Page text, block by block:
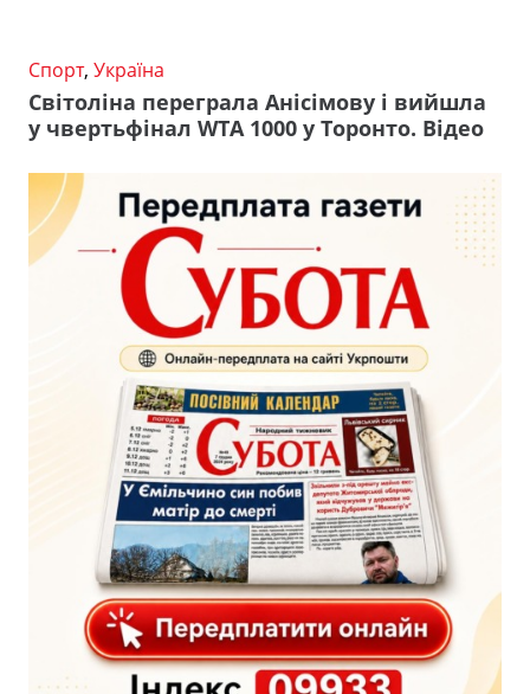
Спорт, Україна
Світоліна переграла Анісімову і вийшла
у чвертьфінал WTA 1000 у Торонто. Відео